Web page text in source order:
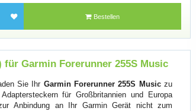
Bestellen
für Garmin Forerunner 255S Music
Sie Ihr Garmin Forerunner 255S Musiczu
für Großbritannien und Europa
Anbindung an Ihr Garmin Gerät nicht zum